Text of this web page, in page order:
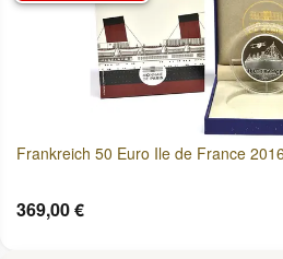
Frankreich 50 Euro Ile de France
369,00 €